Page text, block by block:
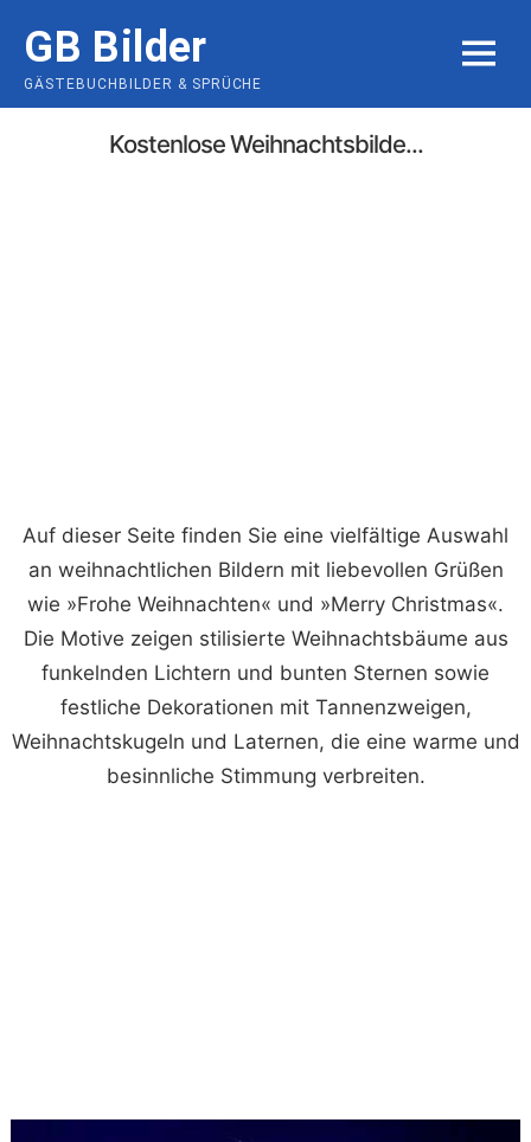
content
GB Bilder
GÄSTEBUCHBILDER & SPRÜCHE
MENU
Kostenlose Weihnachtsbilde...
Auf dieser Seite finden Sie eine vielfältige Auswahl
an weihnachtlichen Bildern mit liebevollen Grüßen
wie »Frohe Weihnachten« und »Merry Christmas«.
Die Motive zeigen stilisierte Weihnachtsbäume aus
funkelnden Lichtern und bunten Sternen sowie
festliche Dekorationen mit Tannenzweigen,
Weihnachtskugeln und Laternen, die eine warme und
besinnliche Stimmung verbreiten.